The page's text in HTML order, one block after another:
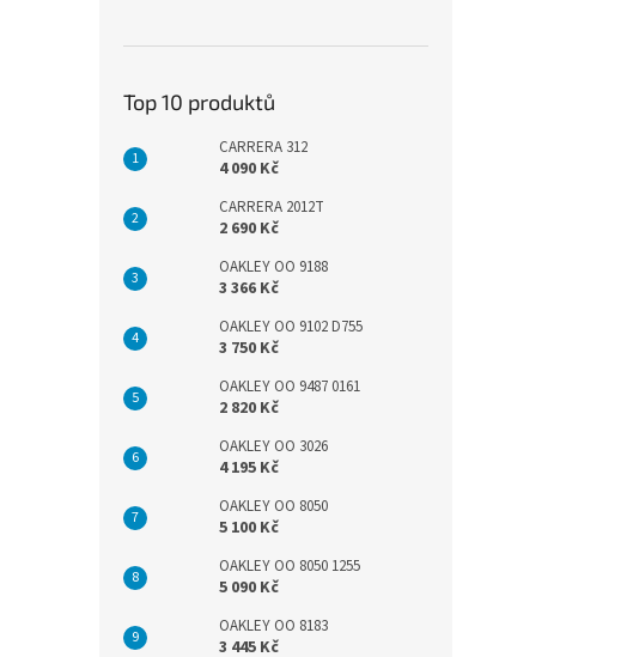
Top 10 produktů
CARRERA 312
4 090 Kč
CARRERA 2012T
2 690 Kč
OAKLEY OO 9188
3 366 Kč
OAKLEY OO 9102 D755
3 750 Kč
OAKLEY OO 9487 0161
2 820 Kč
OAKLEY OO 3026
4 195 Kč
OAKLEY OO 8050
5 100 Kč
OAKLEY OO 8050 1255
5 090 Kč
OAKLEY OO 8183
3 445 Kč